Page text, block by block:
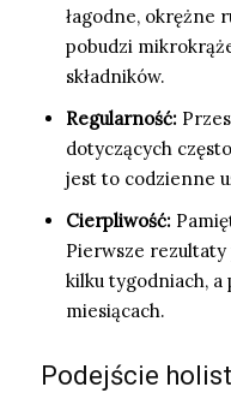
łagodne, okrężne
pobudzi
składników.
Regularność:
dotyczących
jest to codzienne
Cierpliwość:
Pierwsze rezultaty
kilku tygodniach, a
miesiącach.
Podejście